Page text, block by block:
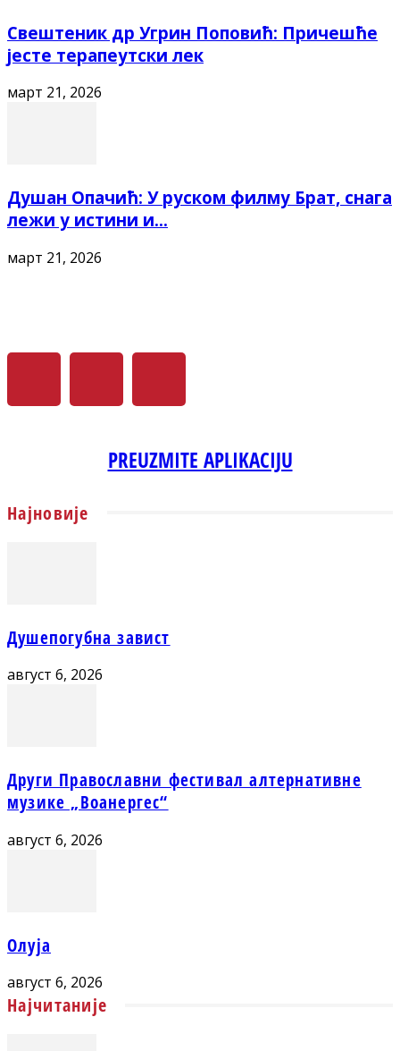
Свештеник др Угрин Поповић: Причешће
јесте терапеутски лек
март 21, 2026
Душан Опачић: У руском филму Брат, снага
лежи у истини и...
март 21, 2026
PREUZMITE APLIKACIJU
Најновије
Душепогубна завист
август 6, 2026
Други Православни фестивал алтернативне
музике „Воанергес“
август 6, 2026
Олуја
август 6, 2026
Најчитаније